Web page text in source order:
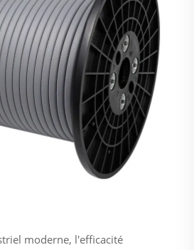
moderne, l'efficacité